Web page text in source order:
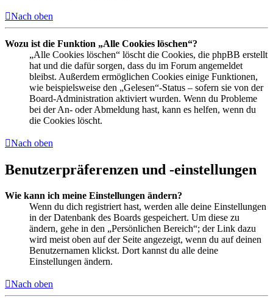
Nach oben
Wozu ist die Funktion „Alle Cookies löschen“?
„Alle Cookies löschen“ löscht die Cookies, die phpBB erstellt
hat und die dafür sorgen, dass du im Forum angemeldet
bleibst. Außerdem ermöglichen Cookies einige Funktionen,
wie beispielsweise den „Gelesen“-Status – sofern sie von der
Board-Administration aktiviert wurden. Wenn du Probleme
bei der An- oder Abmeldung hast, kann es helfen, wenn du
die Cookies löscht.
Nach oben
Benutzerpräferenzen und -einstellungen
Wie kann ich meine Einstellungen ändern?
Wenn du dich registriert hast, werden alle deine Einstellungen
in der Datenbank des Boards gespeichert. Um diese zu
ändern, gehe in den „Persönlichen Bereich“; der Link dazu
wird meist oben auf der Seite angezeigt, wenn du auf deinen
Benutzernamen klickst. Dort kannst du alle deine
Einstellungen ändern.
Nach oben